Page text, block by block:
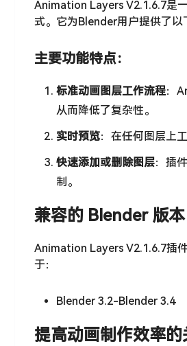
Animation Layers V2.1.6.7是
式。它为Blender用户提供了以
主要功能特点：
标准动画图层工作流程：
从而降低了复杂性。
实时预览：在任何图层上
快速添加或删除图层：插
制。
兼容的 Blender 版本
Animation Layers V2.1.6.7插
于：
Blender 3.2-Blender 3.4
提高动画制作效率的